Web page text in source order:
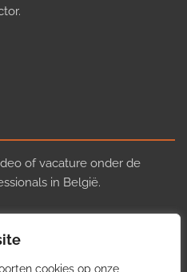
cookies op onze
of vacature onder de
in België.